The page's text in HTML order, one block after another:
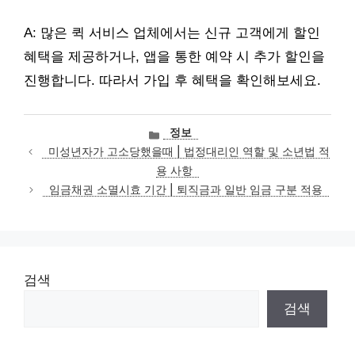
A: 많은 퀵 서비스 업체에서는 신규 고객에게 할인
혜택을 제공하거나, 앱을 통한 예약 시 추가 할인을
진행합니다. 따라서 가입 후 혜택을 확인해보세요.
카
테
고
리
정보
미성년자가 고소당했을때 | 법정대리인 역할 및 소년법 적
용 사항
임금채권 소멸시효 기간 | 퇴직금과 일반 임금 구분 적용
검색
검색